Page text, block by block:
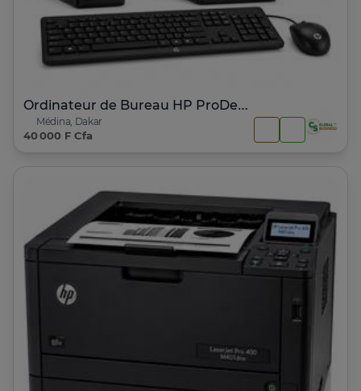
Ordinateur de Bureau HP ProDesk 600 G1
Médina, Dakar
40 000 F Cfa